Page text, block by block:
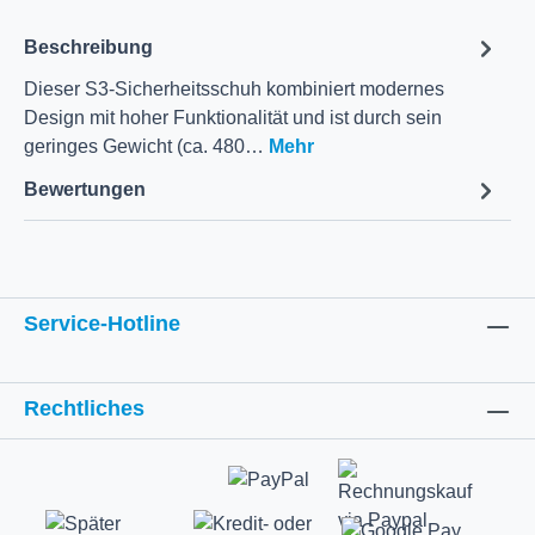
Beschreibung
Dieser S3-Sicherheitsschuh kombiniert modernes
Design mit hoher Funktionalität und ist durch sein
geringes Gewicht (ca. 480… Mehr
Bewertungen
Service-Hotline
Rechtliches